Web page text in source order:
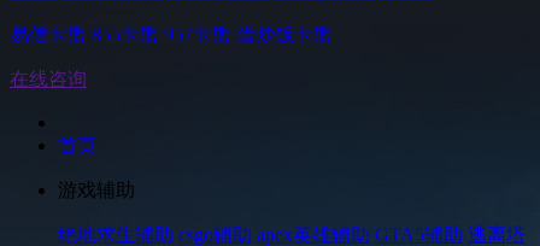
易信卡盟 855卡盟 957卡盟 蛋炒饭卡盟
在线咨询
首页
游戏辅助
绝地求生辅助 csgo辅助 apex英雄辅助 GTA5辅助 逃离塔